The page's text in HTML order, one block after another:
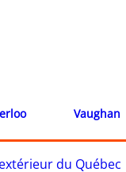
Vaughan
du Québec